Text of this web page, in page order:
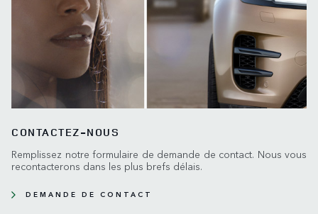
CONTACTEZ-NOUS
Remplissez notre formulaire de demande de contact. Nous vous
recontacterons dans les plus brefs délais.
DEMANDE DE CONTACT